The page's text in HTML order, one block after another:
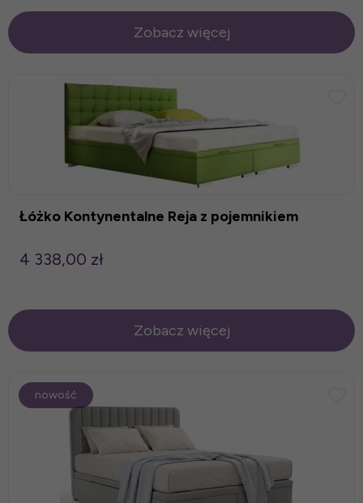
Zobacz więcej
Łóżko Kontynentalne Reja z pojemnikiem
4 338,00 zł
Zobacz więcej
nowość